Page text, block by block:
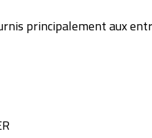
principalement aux